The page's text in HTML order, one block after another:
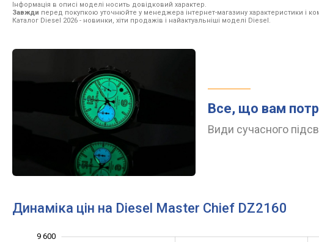
Інформація в описі моделі носить довідковий характер.
Завжди перед покупкою уточнюйте у менеджера інтернет-магазину характеристики і
Каталог Diesel 2026 - новинки, хіти продажів і найактуальніші моделі Diesel.
Все, що вам
Види сучасного
Динаміка цін на Diesel Master Chief DZ2160
9 600